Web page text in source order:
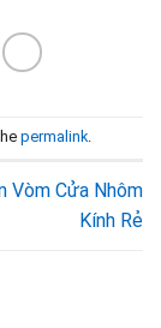
permalink.
Vòm Cửa Nhôm
Kính Rẻ